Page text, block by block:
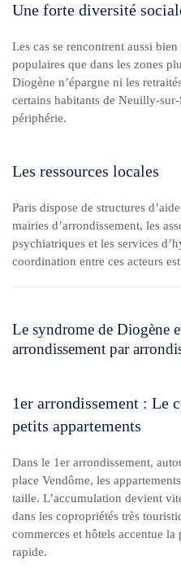
Une forte diversité
Les cas se rencontrent aussi
populaires que dans les zones
Diogène n’épargne ni les
certains habitants de Neuilly-
périphérie.
Les ressources locales
Paris dispose de structures
mairies d’arrondissement, les
psychiatriques et les services
coordination entre ces acteurs
Le syndrome de Diogène
arrondissement par
1er arrondissement : Le
petits appartements
Dans le 1er arrondissement,
place Vendôme, les
taille. L’accumulation devient
dans les copropriétés très
commerces et hôtels accentue
rapide.